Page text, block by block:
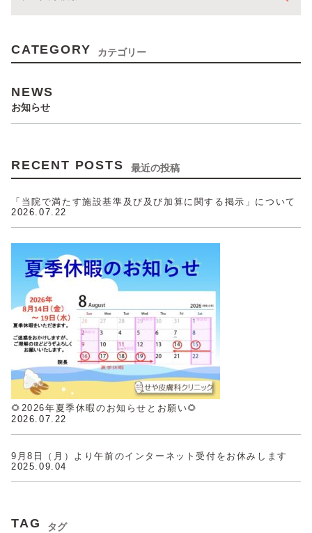
CATEGORY カテゴリー
NEWS
お知らせ
RECENT POSTS 最近の投稿
「当院で満たす施設基準及び及び加算に関する掲示」について
2026.07.22
🌻2026年夏季休暇のお知らせとお願い🌻
2026.07.22
9月8日（月）より午前のインターネット受付をお休みします
2025.09.04
TAG タグ